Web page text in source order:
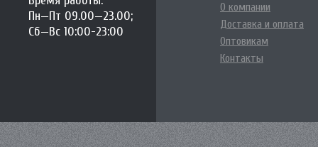
Пн—Пт 09.00—23.00;
Сб—Вс 10:00-23:00
О компании
Доставка и оплата
Оптовикам
Контакты